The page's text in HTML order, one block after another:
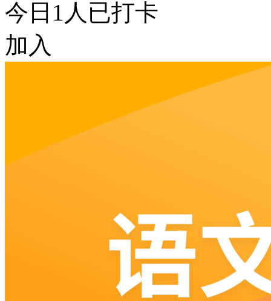
今日 1 人已打卡
加入